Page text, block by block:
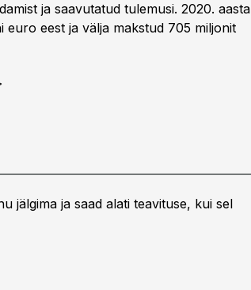
ja saavutatud tulemusi. 2020. aasta
eest ja välja makstud 705 miljonit
jälgima ja saad alati teavituse, kui sel